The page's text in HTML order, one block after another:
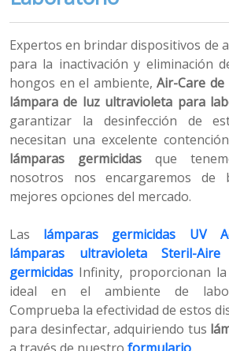
Expertos en brindar dispositivos de
para la inactivación y eliminación
hongos en el ambiente,Air-Care de
lámpara de luz ultravioleta para
garantizar la desinfección de
necesitan una excelente
lámparas germicidas que
nosotros nos encargaremos de
mejores opciones del mercado.
Las lámparas germicidas UV
lámparas ultravioleta Steril-Aire
germicidas Infinity, proporcionan
ideal en el ambiente de
Comprueba la efectividad de estos
para desinfectar, adquiriendo tus